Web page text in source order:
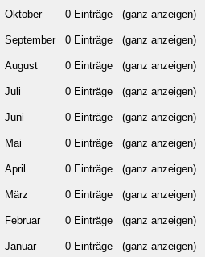
Oktober 0 Einträge (ganz anzeigen)
September 0 Einträge (ganz anzeigen)
August 0 Einträge (ganz anzeigen)
Juli 0 Einträge (ganz anzeigen)
Juni 0 Einträge (ganz anzeigen)
Mai 0 Einträge (ganz anzeigen)
April 0 Einträge (ganz anzeigen)
März 0 Einträge (ganz anzeigen)
Februar 0 Einträge (ganz anzeigen)
Januar 0 Einträge (ganz anzeigen)